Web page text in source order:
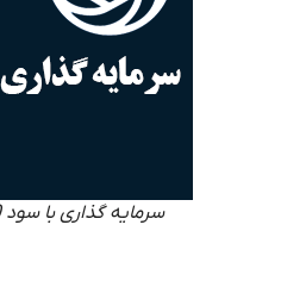
سرمایه گذاری با سود 40% تضمین شده